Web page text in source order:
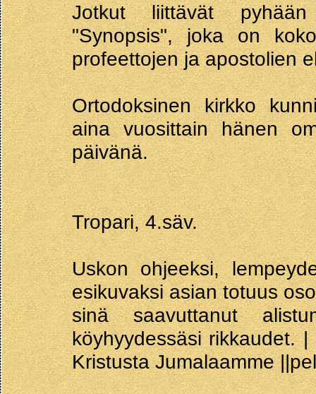
Jotkut liittävät pyhään
"Synopsis", joka on
profeettojen ja apostolien
Ortodoksinen kirkko
aina vuosittain hänen
päivänä.
Tropari, 4.säv.
Uskon ohjeeksi,
esikuvaksi asian totuus
sinä saavuttanut
köyhyydessäsi rikkaudet.
Kristusta Jumalaamme